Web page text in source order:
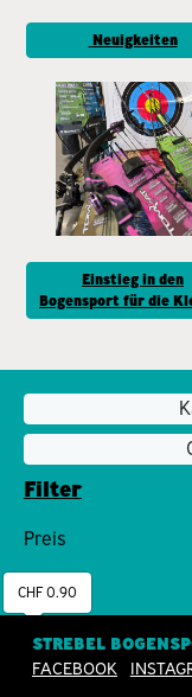
Neuigkeiten
Einstieg in den
Bogensport für die
Filter
Preis
CHF 0.90
STREBEL
FACEBOOK